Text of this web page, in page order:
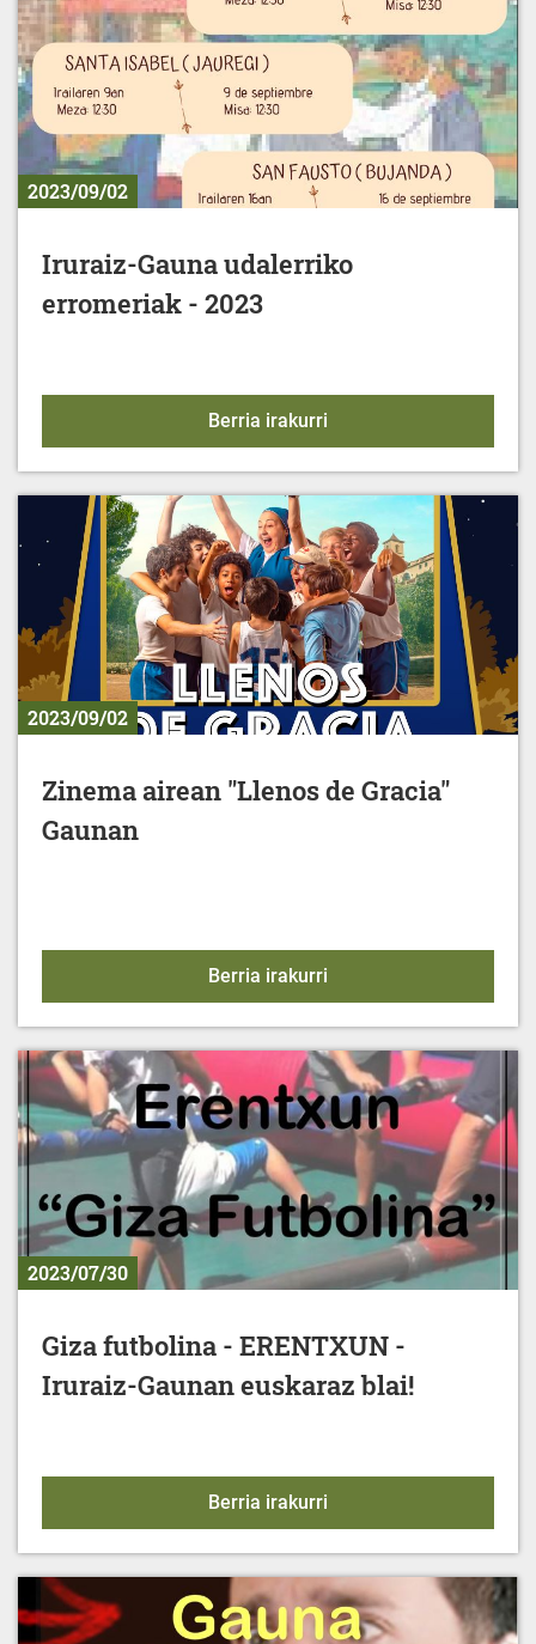
2023/09/02
Iruraiz-Gauna udalerriko
erromeriak - 2023
Berria irakurri
2023/09/02
Zinema airean "Llenos de Gracia"
Gaunan
Berria irakurri
2023/07/30
Giza futbolina - ERENTXUN -
Iruraiz-Gaunan euskaraz blai!
Berria irakurri